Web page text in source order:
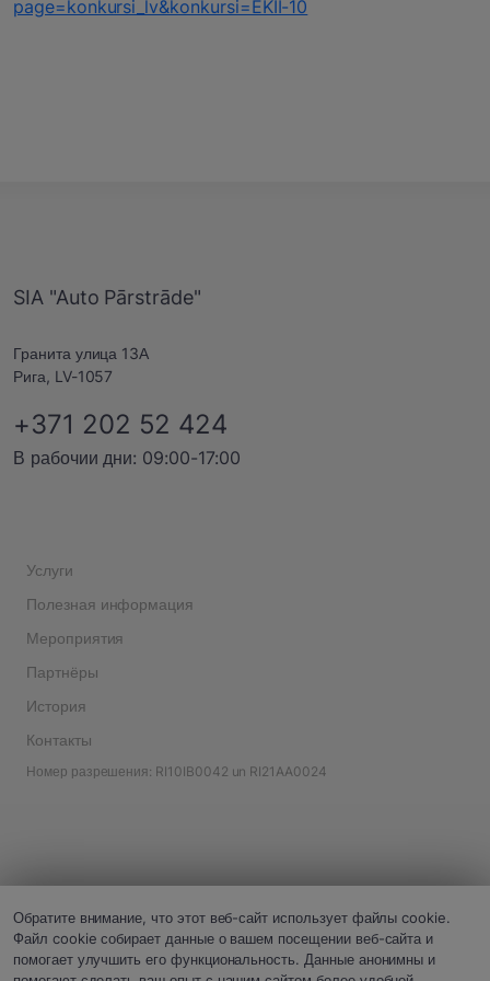
page=konkursi_lv&konkursi=EKII-10⁠
SIA "Auto Pārstrāde"
Гранита улица 13А
Рига, LV-1057
+371 202 52 424
В рабочии дни: 09:00-17:00
Услуги
Полезная информация
Мероприятия
Партнёры
История
Контакты
Номер разрешения: RI10IB0042 un RI21AA0024
Обратите внимание, что этот веб-сайт использует файлы cookie.
Файл cookie собирает данные о вашем посещении веб-сайта и
помогает улучшить его функциональность. Данные анонимны и